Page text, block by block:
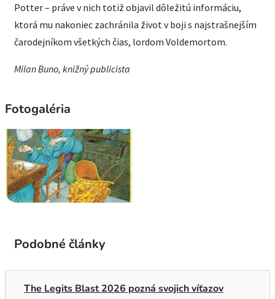
Potter – práve v nich totiž objavil dôležitú informáciu,
ktorá mu nakoniec zachránila život v boji s najstrašnejším
čarodejníkom všetkých čias, lordom Voldemortom.
Milan Buno, knižný publicista
Fotogaléria
Podobné články
The Legits Blast 2026 pozná svojich víťazov